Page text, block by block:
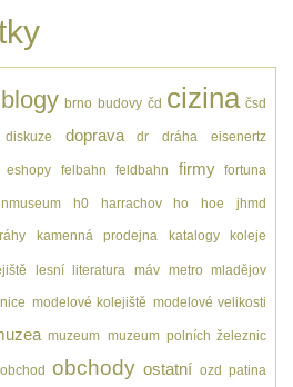
blogy brno budovy čd cizina čsd
diskuze doprava dr dráha eisenertz
eshopy felbahn feldbahn firmy fortuna
h0 harrachov ho hoe jhmd
kamenná prodejna katalogy koleje
lesní literatura máv metro mladějov
modelové kolejiště modelové velikosti
muzeum muzeum polních železnic
obchod obchody ostatní ozd patina